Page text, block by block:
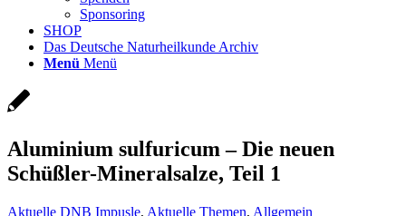
Sponsoring
SHOP
Das Deutsche Naturheilkunde Archiv
Menü Menü
Aluminium sulfuricum – Die neuen
Schüßler-Mineralsalze, Teil 1
Aktuelle DNB Impusle, Aktuelle Themen, Allgemein